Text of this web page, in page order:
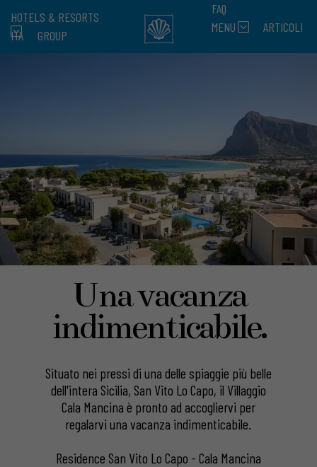
ITA GROUP
HOTELS & RESORTS
MENU ARTICOLI
FAQ
Una vacanza
indimenticabile.
Situato nei pressi di una delle spiaggie più belle
dell'intera Sicilia, San Vito Lo Capo, il Villaggio
Cala Mancina è pronto ad accogliervi per
regalarvi una vacanza indimenticabile.
Residence San Vito Lo Capo - Cala Mancina